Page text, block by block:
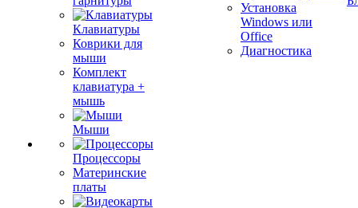
Клавиатуры
Коврики для
мыши
Комплект
клавиатура +
мышь
Мыши
Процессоры
Материнские
платы
Установка
Windows или
Office
Диагностика